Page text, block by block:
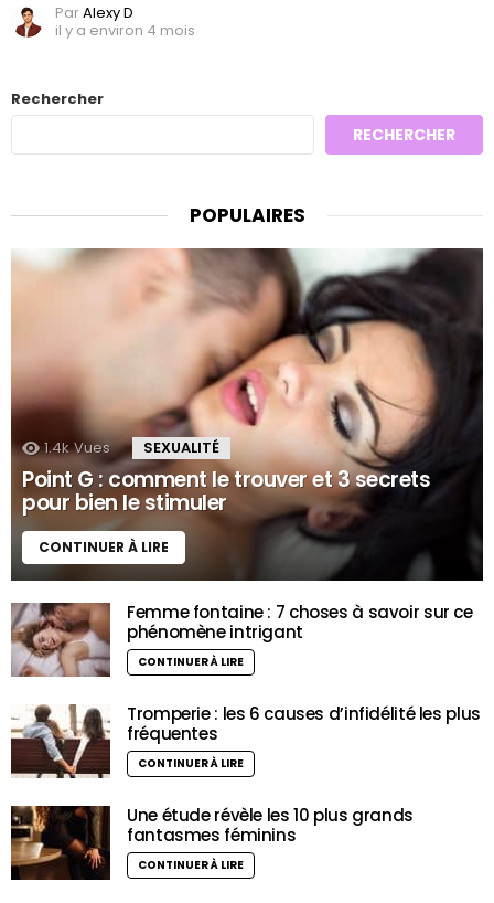
ParAlexy D
il y a environ 4 mois
Rechercher
RECHERCHER
POPULAIRES
1.4k Vues SEXUALITÉ
Point G : comment le trouver et 3 secrets
pour bien le stimuler
CONTINUER À LIRE
Femme fontaine : 7 choses à savoir sur ce
phénomène intrigant
CONTINUER À LIRE
Tromperie : les 6 causes d’infidélité les plus
fréquentes
CONTINUER À LIRE
Une étude révèle les 10 plus grands
fantasmes féminins
CONTINUER À LIRE